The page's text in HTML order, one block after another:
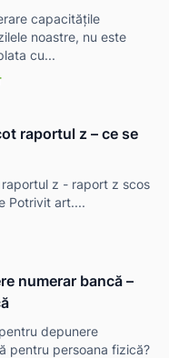
capacitățile
noastre, nu este
cu...
raportul z – ce se
z - raport z scos
Potrivit art....
numerar bancă –
depunere
pentru persoana fizică?